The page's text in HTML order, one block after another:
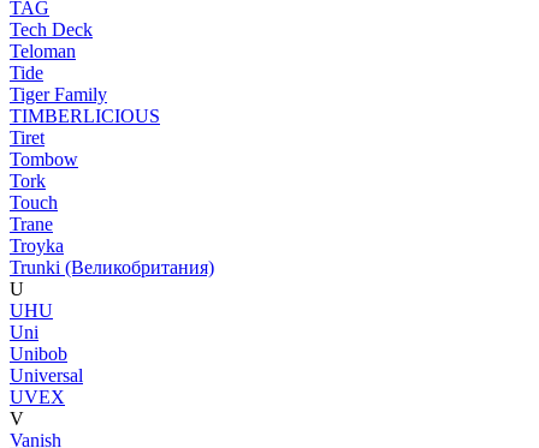
TAG
Tech Deck
Teloman
Tide
Tiger Family
TIMBERLICIOUS
Tiret
Tombow
Tork
Touch
Trane
Troyka
Trunki (Великобритания)
U
UHU
Uni
Unibob
Universal
UVEX
V
Vanish